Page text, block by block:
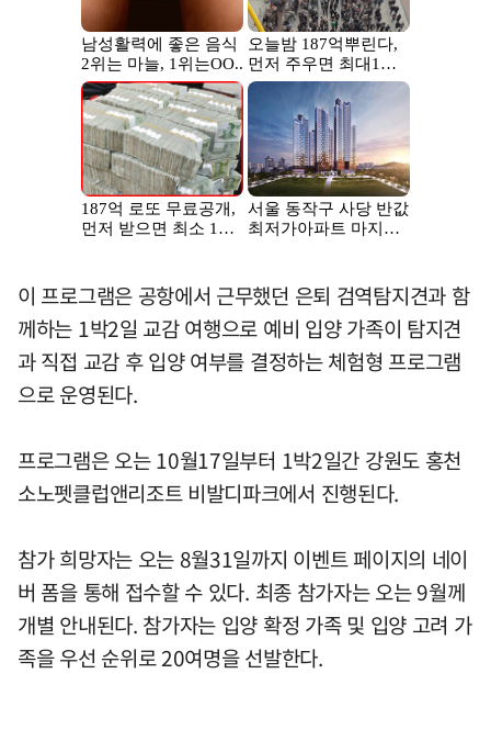
이 프로그램은 공항에서 근무했던 은퇴 검역탐지견과 함
께하는 1박2일 교감 여행으로 예비 입양 가족이 탐지견
과 직접 교감 후 입양 여부를 결정하는 체험형 프로그램
으로 운영된다.
프로그램은 오는 10월17일부터 1박2일간 강원도 홍천
소노펫클럽앤리조트 비발디파크에서 진행된다.
참가 희망자는 오는 8월31일까지 이벤트 페이지의 네이
버 폼을 통해 접수할 수 있다. 최종 참가자는 오는 9월께
개별 안내된다. 참가자는 입양 확정 가족 및 입양 고려 가
족을 우선 순위로 20여명을 선발한다.